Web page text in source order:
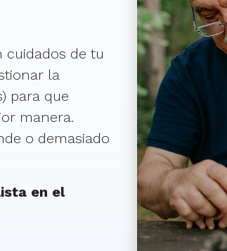
cuidados de tu
la
para que
manera.
o demasiado
en el